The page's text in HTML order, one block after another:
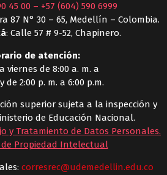
45 00 – +57 (604) 590 6999
87 N° 30 – 65, Medellín – Colombia.
: Calle 57 # 9-52, Chapinero.
de atención:
viernes de 8:00 a. m. a
de 2:00 p. m. a 6:00 p.m.
superior sujeta a la inspección y
de Educación Nacional.
y Tratamiento de Datos Personales.
Propiedad Intelectual
corresrec@udemedellin.edu.co